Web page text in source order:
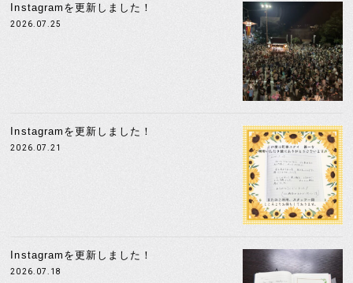
Instagramを更新しました！
2026.07.25
Instagramを更新しました！
2026.07.21
Instagramを更新しました！
2026.07.18